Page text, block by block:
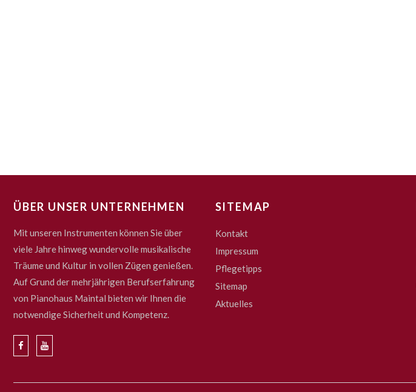
ÜBER UNSER UNTERNEHMEN
Mit unseren Instrumenten können Sie über
viele Jahre hinweg wundervolle musikalische
Träume und Kultur in vollen Zügen genießen.
Auf Grund der mehrjährigen Berufserfahrung
von Pianohaus Maintal bieten wir Ihnen die
notwendige Sicherheit und Kompetenz.
SITEMAP
Kontakt
Impressum
Pflegetipps
Sitemap
Aktuelles